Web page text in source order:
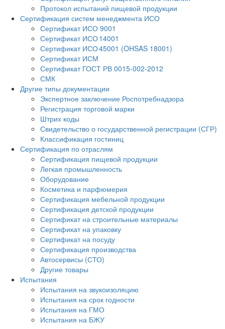
Протокол испытаний пищевой продукции
Сертификация систем менеджмента ИСО
Сертификат ИСО 9001
Сертификат ИСО 14001
Сертификат ИСО 45001 (OHSAS 18001)
Сертификат ИСМ
Сертификат ГОСТ РВ 0015-002-2012
СМК
Другие типы документации
Экспертное заключение Роспотребнадзора
Регистрация торговой марки
Штрих коды
Свидетельство о государственной регистрации (СГР)
Классификация гостиниц
Сертификация по отраслям
Сертификация пищевой продукции
Легкая промышленность
Оборудование
Косметика и парфюмерия
Сертификация мебельной продукции
Сертификация детской продукции
Сертификат на строительные материалы
Сертификат на упаковку
Сертификат на посуду
Сертификация производства
Автосервисы (СТО)
Другие товары
Испытания
Испытания на звукоизоляцию
Испытания на срок годности
Испытания на ГМО
Испытания на БЖУ